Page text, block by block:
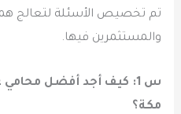
تم تخصيص الأسئلة لتعالج
والمستثمرين فيها.
س 1: كيف أجد أفضل محامي
مكة؟